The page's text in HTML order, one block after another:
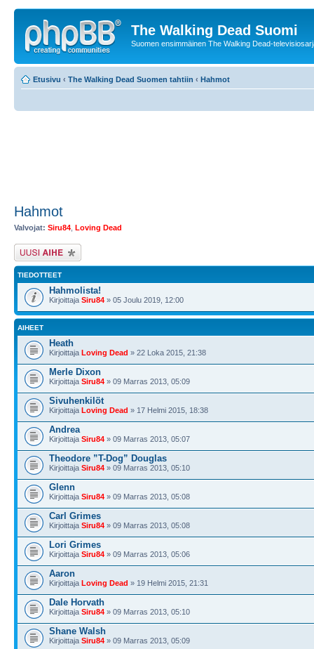
The Walking Dead Suomi
Suomen ensimmäinen The Walking Dead-
Etusivu ‹ The Walking Dead Suomen tahtiin ‹ Hahmot
Hahmot
Valvojat: Siru84 Loving Dead
Lähetä uusi viesti
TIEDOTTEET
Hahmolista!
Kirjoittaja Siru84 » 05 Joulu 2019, 12:00
AIHEET
Heath
Kirjoittaja Loving Dead » 22 Loka 2015, 21:38
Merle Dixon
Kirjoittaja Siru84 » 09 Marras 2013, 05:09
Sivuhenkilöt
Kirjoittaja Loving Dead » 17 Helmi 2015, 18:38
Andrea
Kirjoittaja Siru84 » 09 Marras 2013, 05:07
Theodore ”T-Dog” Douglas
Kirjoittaja Siru84 » 09 Marras 2013, 05:10
Glenn
Kirjoittaja Siru84 » 09 Marras 2013, 05:08
Carl Grimes
Kirjoittaja Siru84 » 09 Marras 2013, 05:08
Lori Grimes
Kirjoittaja Siru84 » 09 Marras 2013, 05:06
Aaron
Kirjoittaja Loving Dead » 19 Helmi 2015, 21:31
Dale Horvath
Kirjoittaja Siru84 » 09 Marras 2013, 05:10
Shane Walsh
Kirjoittaja Siru84 » 09 Marras 2013, 05:09